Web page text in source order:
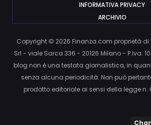
INFORMATIVA PRIVACY
ARCHIVIO
Copyright © 2026 Finanza.com proprietà di
Srl - viale Sarca 336 - 20126 Milano - P.Iva:
blog non è una testata giornalistica, in
senza alcuna periodicità. Non può
prodotto editoriale ai sensi della legge n.